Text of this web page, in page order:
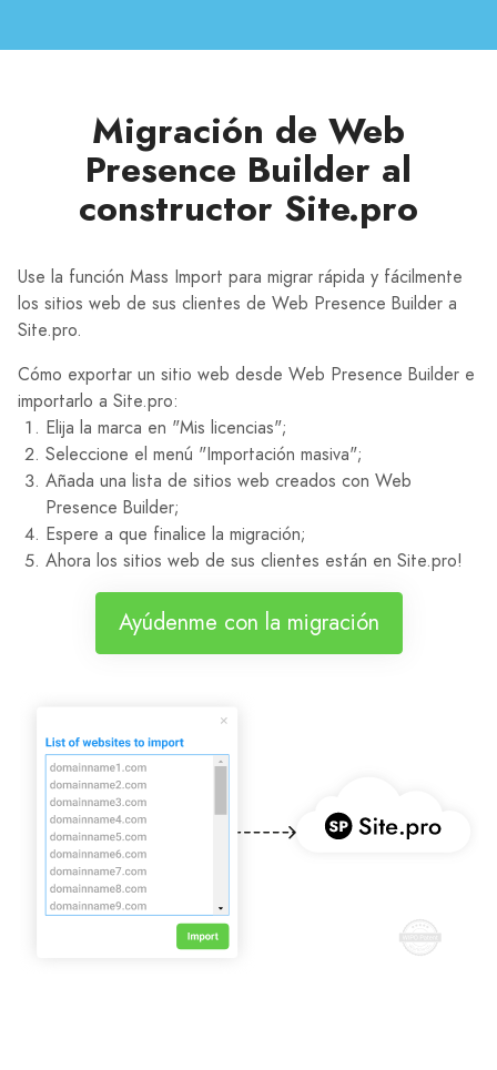
Migración de Web
Presence Builder al
constructor Site.pro
Use la función Mass Import para migrar rápida y fácilmente
los sitios web de sus clientes de Web Presence Builder a
Site.pro.
Cómo exportar un sitio web desde Web Presence Builder e
importarlo a Site.pro:
Elija la marca en "Mis licencias";
Seleccione el menú "Importación masiva";
Añada una lista de sitios web creados con Web
Presence Builder;
Espere a que finalice la migración;
Ahora los sitios web de sus clientes están en Site.pro!
Ayúdenme con la migración